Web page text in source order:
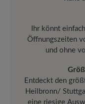
Ihr könnt
Öffnungszeiten
und ohne
Entdeckt den
Heilbronn/
eine riesige